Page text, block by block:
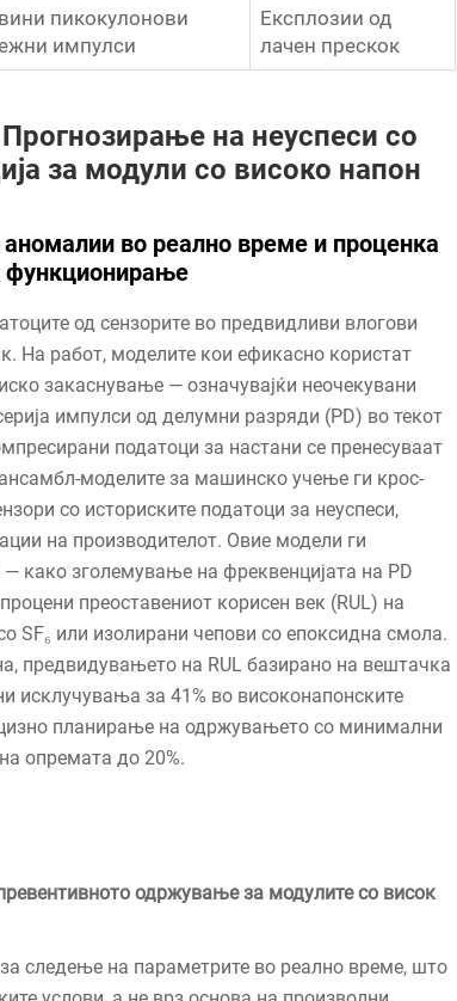
пикокулонови
импулси
Експлозии од
лачен прескок
на неуспеси со
за модули со високо напон
во реално време и проценка
функционирање
од сензорите во предвидливи влогови
На работ, моделите кои ефикасно користат
закаснување — означувајќи неочекувани
импулси од делумни разряди (PD) во текот
податоци за настани се пренесуваат
моделите за машинско учење ги крос-
со историските податоци за неуспеси,
на производителот. Овие модели ги
како зголемување на фреквенцијата на PD
преоставениот корисен век (RUL) на
SF₆ или изолирани чепови со епоксидна смола.
предвидувањето на RUL базирано на вештачка
исклучувања за 41% во високонапонските
планирање на одржувањето со минимални
опремата до 20%.
одржување за модулите со висок
следење на параметрите во реално време, што